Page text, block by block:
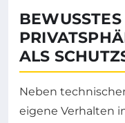
ALS
Neben
eigene Verhalten